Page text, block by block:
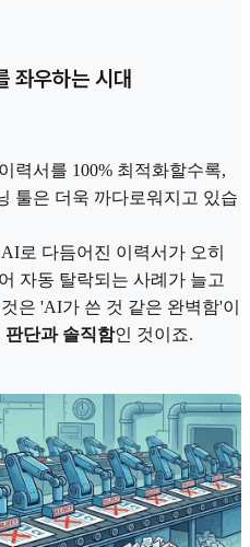
좌우하는 시대
력서를 100% 최적화할수록,
툴은 더욱 까다로워지고 있습
로 다듬어진 이력서가 오히
자동 탈락되는 사례가 늘고
은 'AI가 쓴 것 같은 완벽함'이
판단과 솔직함인 것이죠.